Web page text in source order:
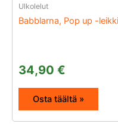
Ulkolelut
Babblarna, Pop up -
34,90 €
Osta täältä »